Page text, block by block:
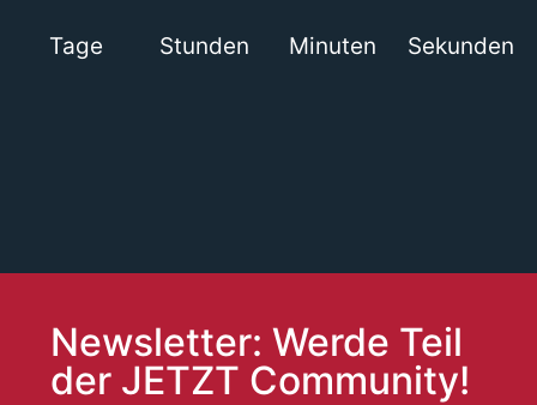
Tage Stunden Minuten Sekunden
Newsletter: Werde Teil
der JETZT Community!